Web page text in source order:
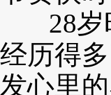
28岁
经历得
发心里的